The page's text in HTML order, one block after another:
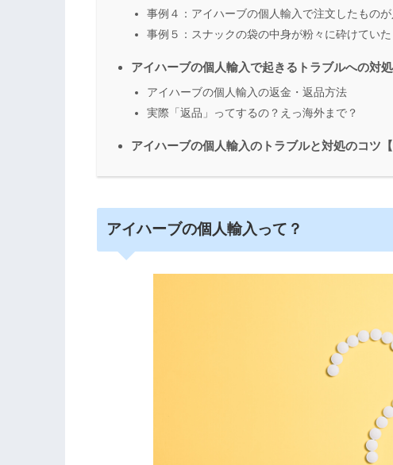
事例４：アイハーブの個人輸入で注文したもの
事例５：スナックの袋の中身が粉々に砕けていた
アイハーブの個人輸入で起きるトラブルへの対
アイハーブの個人輸入の返金・返品方法
実際「返品」ってするの？えっ海外まで？
アイハーブの個人輸入のトラブルと対処のコツ【
アイハーブの個人輸入って？